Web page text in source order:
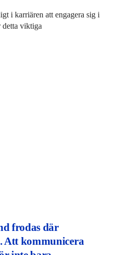
i karriären att engagera sig i
detta viktiga
frodas där
Att kommunicera